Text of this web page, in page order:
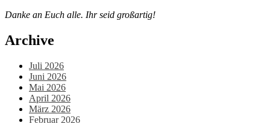
Danke an Euch alle. Ihr seid großartig!
Archive
Juli 2026
Juni 2026
Mai 2026
April 2026
März 2026
Februar 2026